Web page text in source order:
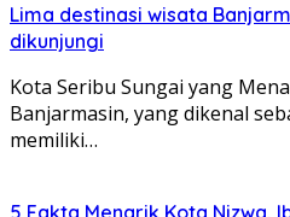
Lima destinasi wisata
dikunjungi
Kota Seribu Sungai yang
Banjarmasin, yang dikenal
memiliki…
5 Fakta Menarik Kota Nizwa,